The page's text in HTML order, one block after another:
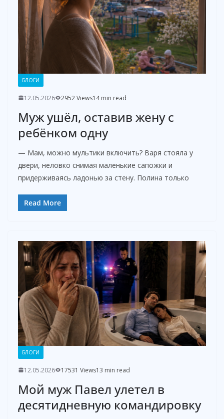
БЛОГИ
12.05.2026 2952 Views14 min read
Муж ушёл, оставив жену с
ребёнком одну
— Мам, можно мультики включить? Варя стояла у
двери, неловко снимая маленькие сапожки и
придерживаясь ладонью за стену. Полина только
Read More
БЛОГИ
12.05.2026 17531 Views13 min read
Мой муж Павел улетел в
десятидневную командировку